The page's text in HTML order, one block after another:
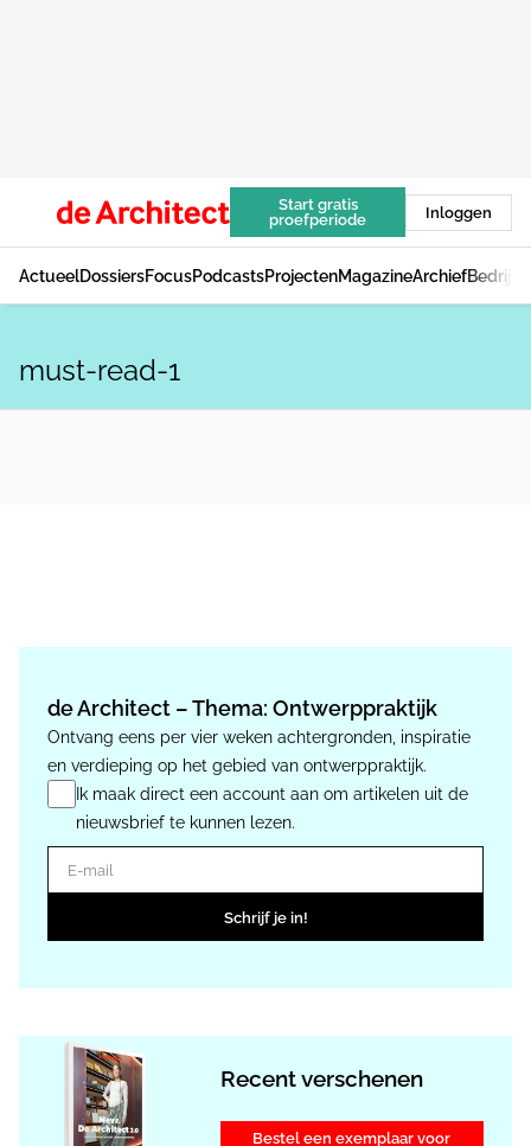
Start gratis
proefperiode
Inloggen
ActueelDossiersFocusPodcastsProjectenMagazineArchief
must-read-1
de Architect – Thema: Ontwerppraktijk
Ontvang eens per vier weken achtergronden, inspiratie
en verdieping op het gebied van ontwerppraktijk.
Ik maak direct een account aan om artikelen uit de
nieuwsbrief te kunnen lezen.
E-mail
Schrijf je in!
Recent verschenen
Bestel een exemplaar voor